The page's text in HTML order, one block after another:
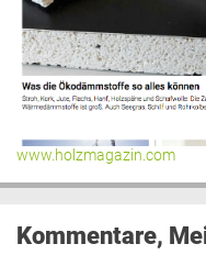
www.holzmagazin.com
Kommentare,